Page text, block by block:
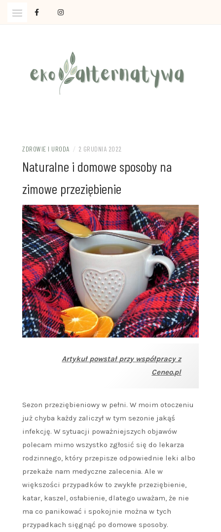
ZDROWIE I URODA / 2 GRUDNIA 2022
Naturalne i domowe sposoby na
zimowe przeziębienie
Artykuł powstał przy współpracy z
Ceneo.pl
Sezon przeziębieniowy w pełni. W moim otoczeniu
już chyba każdy zaliczył w tym sezonie jakąś
infekcję. W sytuacji poważniejszych objawów
polecam mimo wszystko zgłosić się do lekarza
rodzinnego, który przepisze odpowiednie leki albo
przekaże nam medyczne zalecenia. Ale w
większości przypadków to zwykłe przeziębienie,
katar, kaszel, osłabienie, dlatego uważam, że nie
ma co panikować i spokojnie można w tych
przypadkach sięgnąć po domowe sposoby.